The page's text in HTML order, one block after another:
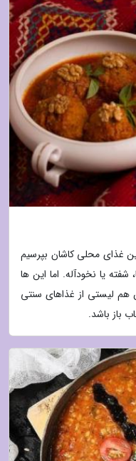
غذای محلی کاشان بپرسیم
یا نخودآله. اما این ها
هم لیستی از غذاهای سنتی
باز باشد.